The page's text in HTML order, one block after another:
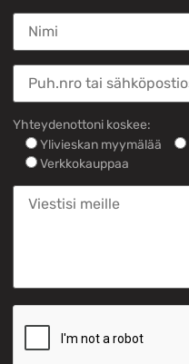
Yhteydenottoni koskee:
Ylivieskan myymälää
Verkkokauppaa